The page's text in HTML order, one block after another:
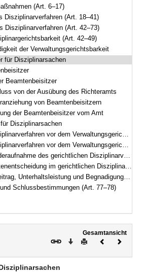
(Art. 6–17)
Disziplinarverfahren (Art. 18–41)
Disziplinarverfahren (Art. 42–73)
(Art. 42–49)
der Verwaltungsgerichtsbarkeit
für Disziplinarsachen
Beamtenbeisitzer
von der Ausübung des Richteramts
von Beamtenbeisitzern
der Beamtenbeisitzer vom Amt
Disziplinarsachen
vor dem Verwaltungsgericht (Art. 50–61)
vor dem Verwaltungsgerichtshof (Art. 62–65)
des gerichtlichen Disziplinarverfahrens (Art. 66–71)
im gerichtlichen Disziplinarverfahren (Art. 72–73)
Unterhaltsleistung und Begnadigung (Art. 74–76)
Schlussbestimmungen (Art. 77–78)
Gesamtansicht
Download
DruckenVorheriges